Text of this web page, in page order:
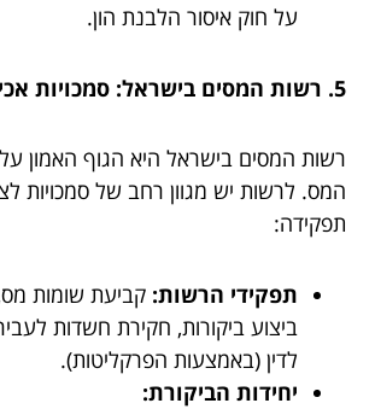
על חוק איסור הלבנת הון.
5. רשות המסים בישראל: סמכויות אכיפה וחקירה
רשות המסים בישראל היא הגוף האמון
המס. לרשות יש מגוון רחב של סמכויות
תפקידה:
תפקידי הרשות: קביעת שומות
ביצוע ביקורות, חקירת חשדות
לדין (באמצעות הפרקליטות).
יחידות הביקורת: